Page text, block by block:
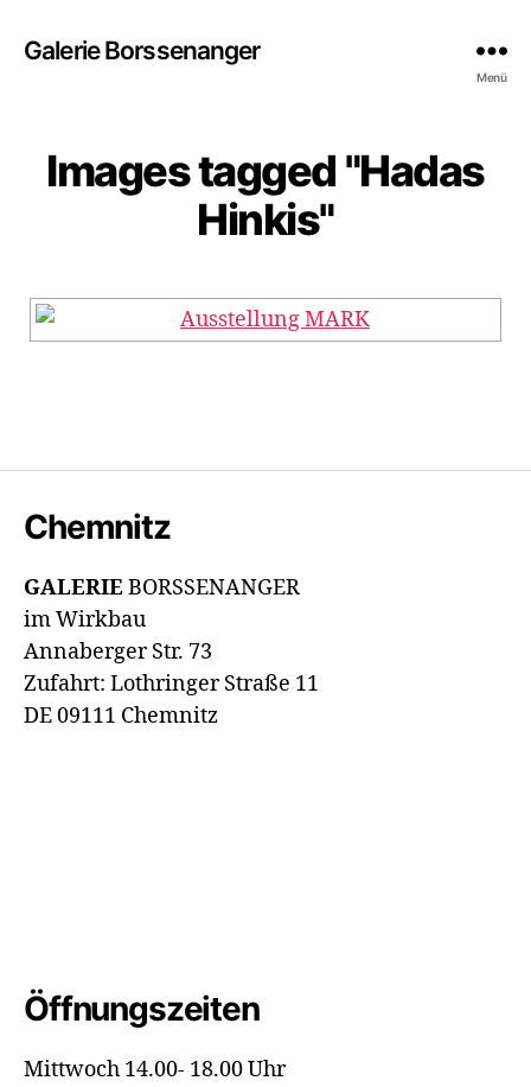
Galerie Borssenanger
Menü
Images tagged "Hadas
Hinkis"
Chemnitz
GALERIEBORSSENANGER
im Wirkbau
Annaberger Str. 73
Zufahrt: Lothringer Straße 11
DE 09111 Chemnitz
Öffnungszeiten
Mittwoch 14.00- 18.00 Uhr